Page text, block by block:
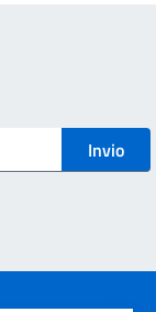
Invio